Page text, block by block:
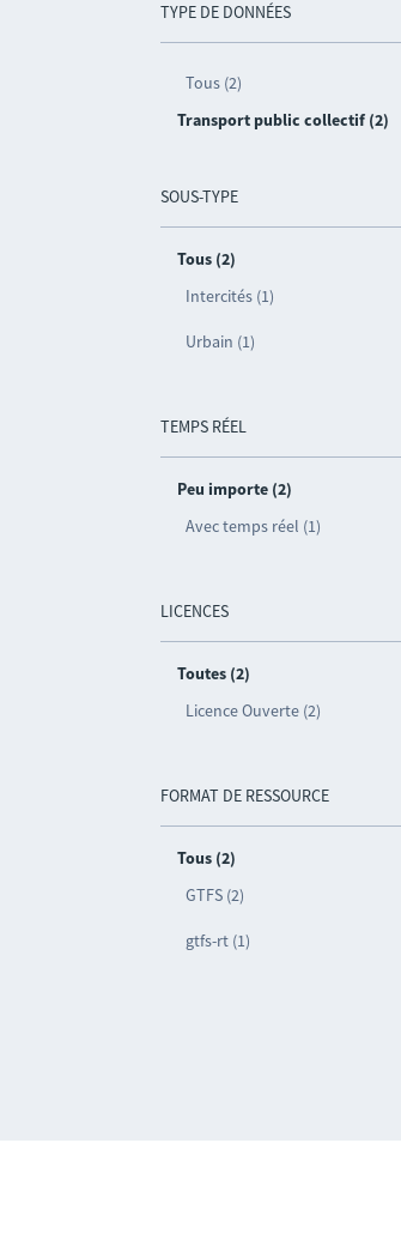
TYPE DE DONNÉES
Tous (2)
Transport public collectif (2)
SOUS-TYPE
Tous (2)
Intercités (1)
Urbain (1)
TEMPS RÉEL
Peu importe (2)
Avec temps réel (1)
LICENCES
Toutes (2)
Licence Ouverte (2)
FORMAT DE RESSOURCE
Tous (2)
GTFS (2)
gtfs-rt (1)